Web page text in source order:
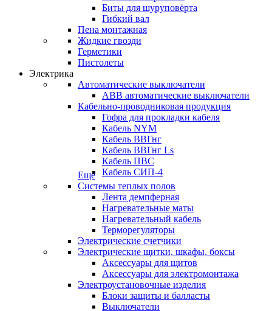
Биты для шуруповёрта
Гибкий вал
Пена монтажная
Жидкие гвозди
Герметики
Пистолеты
Электрика
Автоматические выключатели
ABB автоматические выключатели
Кабельно-проводниковая продукция
Гофра для прокладки кабеля
Кабель NYM
Кабель ВВГнг
Кабель ВВГнг Ls
Кабель ПВС
Кабель СИП-4
Еще
Системы теплых полов
Лента демпферная
Нагревательные маты
Нагревательный кабель
Терморегуляторы
Электрические счетчики
Электрические щитки, шкафы, боксы
Аксессуары для щитов
Аксессуары для электромонтажа
Электроустановочные изделия
Блоки защиты и балласты
Выключатели